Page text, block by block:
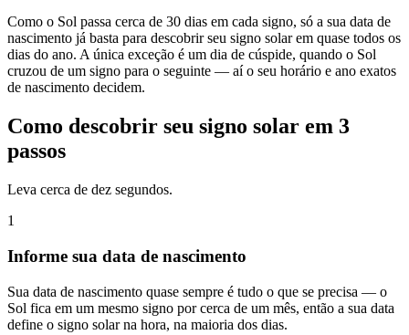
Como o Sol passa cerca de 30 dias em cada signo, só a sua data de
nascimento já basta para descobrir seu signo solar em quase todos os
dias do ano. A única exceção é um dia de cúspide, quando o Sol
cruzou de um signo para o seguinte — aí o seu horário e ano exatos
de nascimento decidem.
Como descobrir seu signo solar em 3
passos
Leva cerca de dez segundos.
1
Informe sua data de nascimento
Sua data de nascimento quase sempre é tudo o que se precisa — o
Sol fica em um mesmo signo por cerca de um mês, então a sua data
define o signo solar na hora, na maioria dos dias.